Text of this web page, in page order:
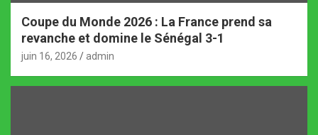
Coupe du Monde 2026 : La France prend sa
revanche et domine le Sénégal 3-1
juin 16, 2026 admin